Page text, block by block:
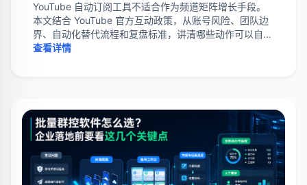
YouTube 自动订阅工具不适合作为频道矩阵增长手段。
本文结合 YouTube 官方互动政策，从账号风险、团队边
界、自动化替代流程和复盘标准，讲清哪些动作可以自动
化，哪些动作应停止。
查看详情